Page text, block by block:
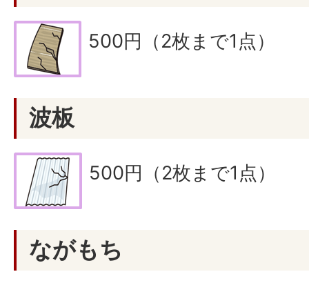
500円（2枚まで1点）
波板
500円（2枚まで1点）
ながもち